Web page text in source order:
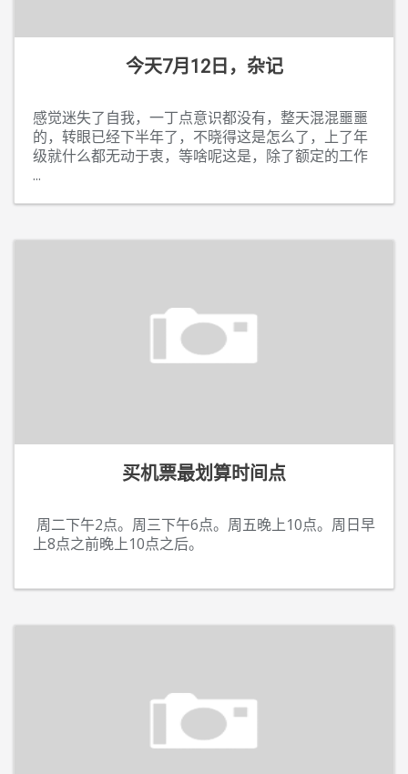
今天7月12日，杂记
感觉迷失了自我，一丁点意识都没有，整天混混噩噩
的，转眼已经下半年了，不晓得这是怎么了，上了年
级就什么都无动于衷，等啥呢这是，除了额定的工作
...
买机票最划算时间点
周二下午2点。周三下午6点。周五晚上10点。周日早
上8点之前晚上10点之后。